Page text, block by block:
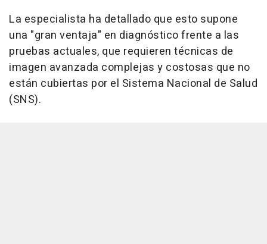
La especialista ha detallado que esto supone
una "gran ventaja" en diagnóstico frente a las
pruebas actuales, que requieren técnicas de
imagen avanzada complejas y costosas que no
están cubiertas por el Sistema Nacional de Salud
(SNS).